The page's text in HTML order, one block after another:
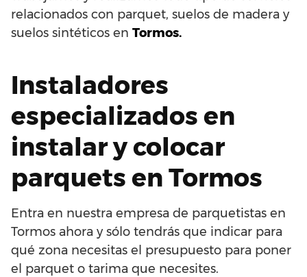
relacionados con parquet, suelos de madera y
suelos sintéticos en Tormos.
Instaladores
especializados en
instalar y colocar
parquets en Tormos
Entra en nuestra empresa de parquetistas en
Tormos ahora y sólo tendrás que indicar para
qué zona necesitas el presupuesto para poner
el parquet o tarima que necesites.